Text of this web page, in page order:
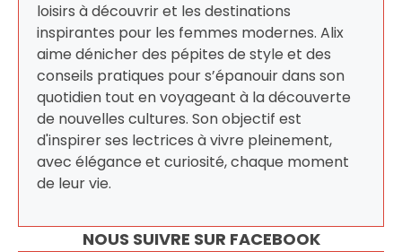
loisirs à découvrir et les destinations
inspirantes pour les femmes modernes. Alix
aime dénicher des pépites de style et des
conseils pratiques pour s’épanouir dans son
quotidien tout en voyageant à la découverte
de nouvelles cultures. Son objectif est
d'inspirer ses lectrices à vivre pleinement,
avec élégance et curiosité, chaque moment
de leur vie.
NOUS SUIVRE SUR FACEBOOK